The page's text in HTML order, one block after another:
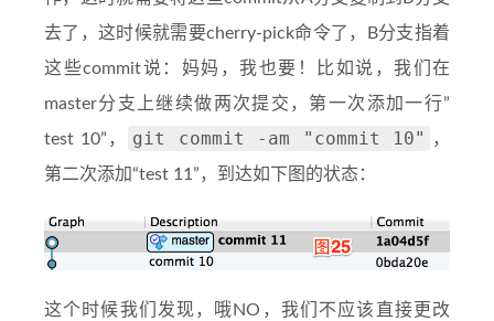
去了，这时候就需要cherry-pick命令了，B分支指着
这些commit说：妈妈，我也要！比如说，我们在
master分支上继续做两次提交，第一次添加一行”
test 10”，
git commit -am "commit 10"
，
第二次添加“test 11”，到达如下图的状态：
这个时候我们发现，哦NO，我们不应该直接更改